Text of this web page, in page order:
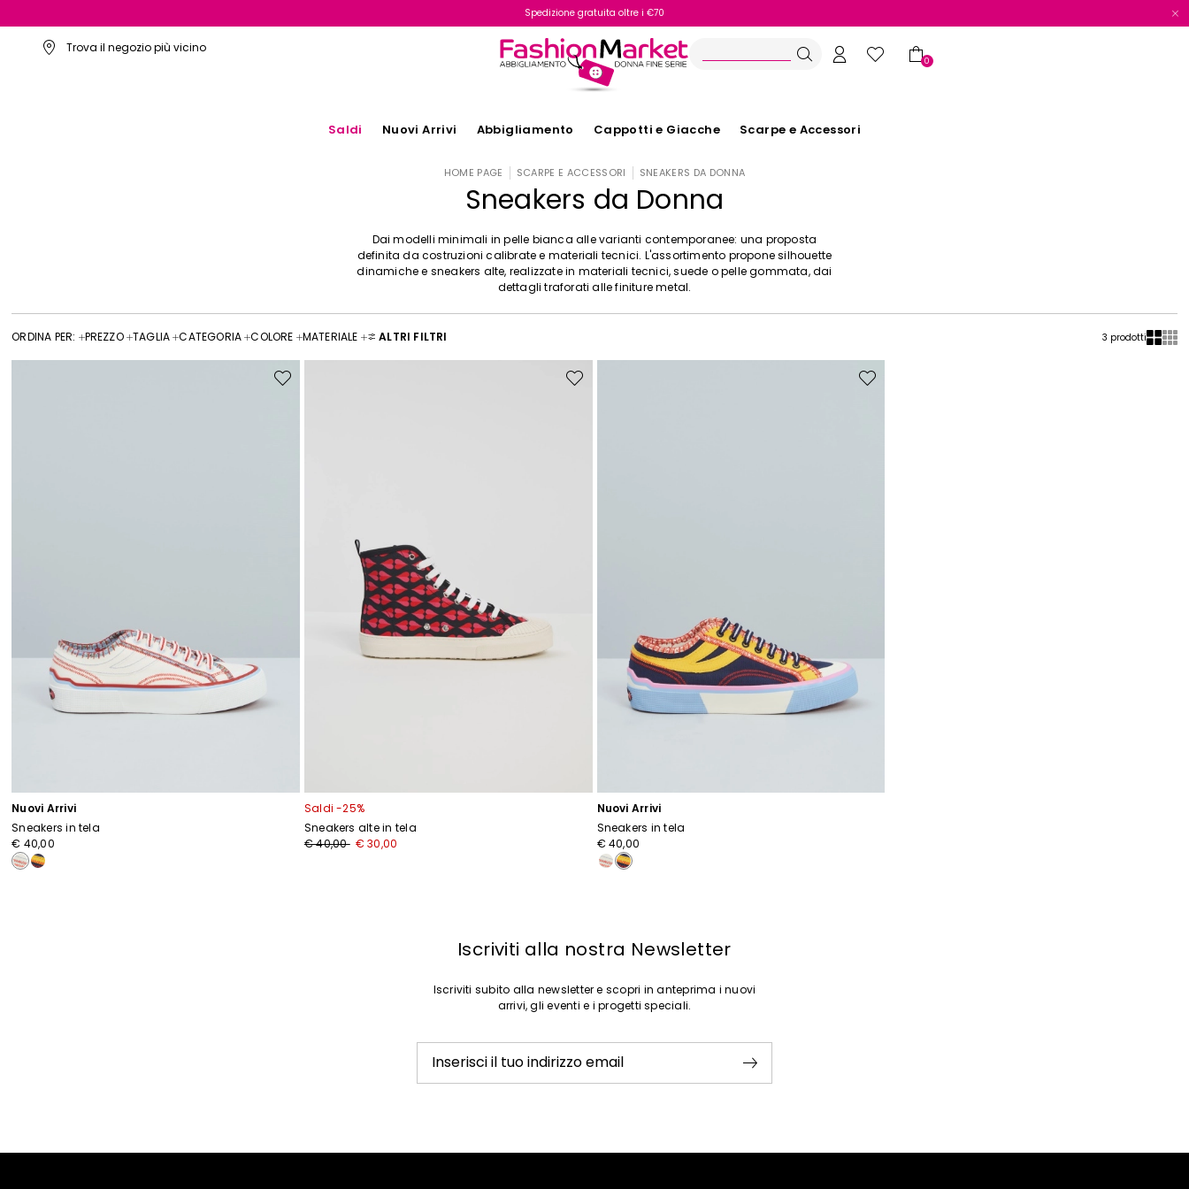
Reso facile e veloce
Spedizione gratuita oltre i €70
Trova il negozio più vicino
0
Saldi Nuovi Arrivi Abbigliamento Cappotti e Giacche Scarpe e Accessori
HOME PAGE SCARPE E ACCESSORI SNEAKERS DA DONNA
Sneakers da Donna
Dai modelli minimali in pelle bianca alle varianti contemporanee: una proposta
definita da costruzioni calibrate e materiali tecnici. L'assortimento propone silhouette
dinamiche e sneakers alte, realizzate in materiali tecnici, suede o pelle gommata, dai
dettagli traforati alle finiture metal.
ORDINA PER: PREZZO TAGLIA CATEGORIA COLORE MATERIALE ALTRI FILTRI 3 prodotti
Nuovi Arrivi
Sneakers in tela
€ 40,00
Sposta
Saldi -25%
Sneakers alte in tela
Prezzo
originale
€ 40,00 Nuovo
prezzo
€ 30,00
Sposta
Nuovi Arrivi
Sneakers in tela
€ 40,00
Sposta
Iscriviti alla nostra Newsletter
Iscriviti subito alla newsletter e scopri in anteprima i nuovi
arrivi, gli eventi e i progetti speciali.
Inserisci il tuo indirizzo email